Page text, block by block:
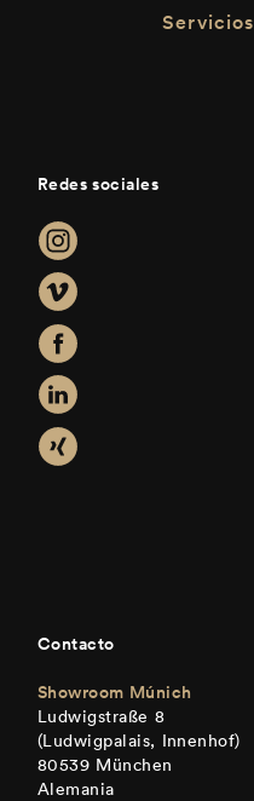
Servicios
Redes sociales
Contacto
Showroom Múnich
Ludwigstraße 8
(Ludwigpalais, Innenhof)
80539 München
Alemania